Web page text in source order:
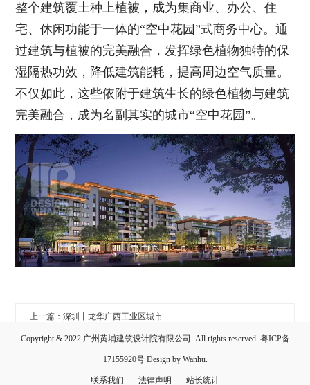
整个建筑覆土种上植被，成为集商业、办公、住
宅、休闲功能于一体的“空中花园”式商务中心。通
过建筑与植被的完美融合，发挥绿色植物独特的保
湿隔热功效，降低建筑能耗，提高周边空气质量。
不仅如此，这些依附于建筑生长的绿色植物与建筑
完美融合，成为名副其实的城市“空中花园”。
上一篇：深圳丨龙华广西工业区城市
下一篇：江西丨抚州才子巷
Copyright & 2022 广州黄埔建筑设计院有限公司. All rights reserved. 粤ICP备
17155920号Design by Wanhu.
联系我们 法律声明 站长统计